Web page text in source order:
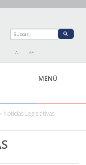
A- A+
MENÚ
» Noticias Legislativas